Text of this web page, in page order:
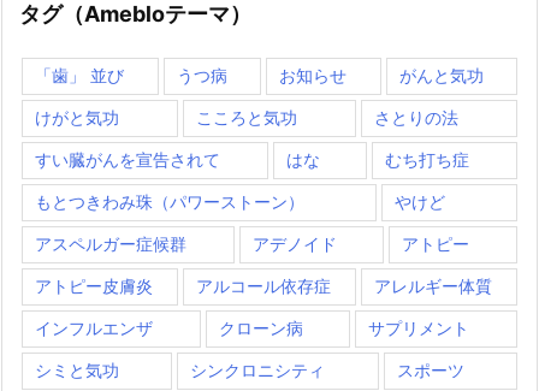
タグ（Amebloテーマ）
「歯」 並び うつ病 お知らせ がんと気功
けがと気功 こころと気功 さとりの法
すい臓がんを宣告されて はな むち打ち症
もとつきわみ珠（パワーストーン） やけど
アスペルガー症候群 アデノイド アトピー
アトピー皮膚炎 アルコール依存症 アレルギー体質
インフルエンザ クローン病 サプリメント
シミと気功 シンクロニシティ スポーツ